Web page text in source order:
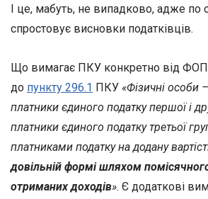
І це, мабуть, не випадково, адже по
спростовує висновки податківців.
Що вимагає ПКУ конкретно від
до пункту 296.1 ПКУ «Фізичні особи
платники єдиного податку першої і
платники єдиного податку третьої
платниками податку на додану
довільній формі шляхом
отриманих доходів». Є додаткові